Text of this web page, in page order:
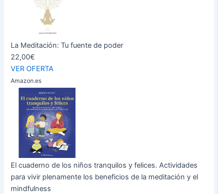
La Meditación: Tu fuente de poder
22,00€
VER OFERTA
Amazon.es
El cuaderno de los niños tranquilos y felices. Actividades
para vivir plenamente los beneficios de la meditación y el
mindfulness